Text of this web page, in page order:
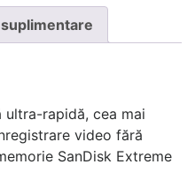
rapidă, cea mai
video fără
SanDisk Extreme